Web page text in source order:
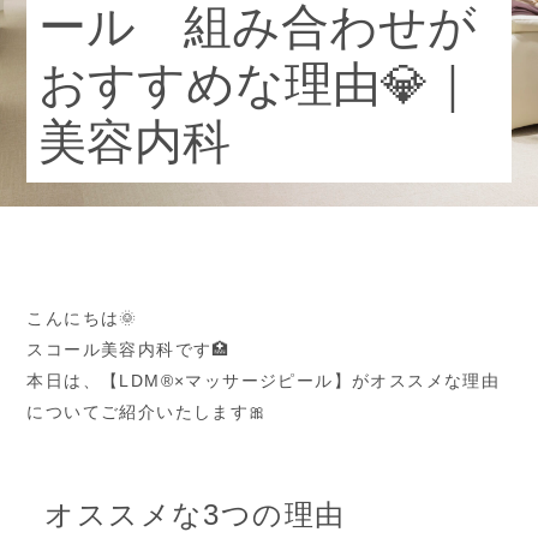
カフェ&バー
ショッププラス
歯科医院 A Dental Clinic
ール 組み合わせが
おすすめな理由💎｜
美容内科
こんにちは🌞
スコール美容内科です🏥
本日は、【LDM®×マッサージピール】がオススメな理由
についてご紹介いたします🎀
オススメな3つの理由